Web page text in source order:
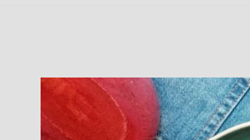
Cuscuz
recheado
com